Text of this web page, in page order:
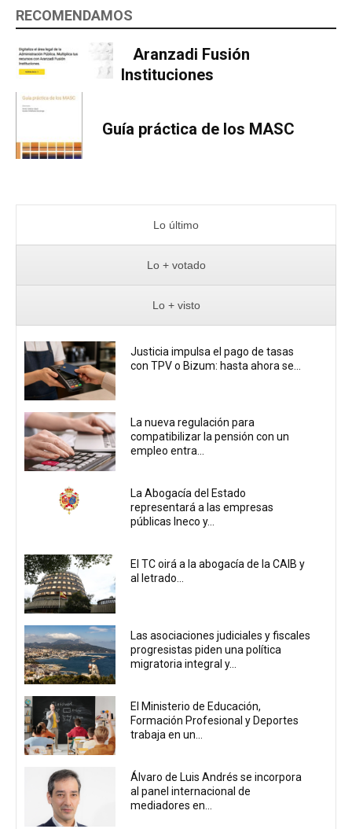
RECOMENDAMOS
Aranzadi Fusión
Instituciones
Guía práctica de los MASC
Lo último
Lo + votado
Lo + visto
Justicia impulsa el pago de tasas
con TPV o Bizum: hasta ahora se...
La nueva regulación para
compatibilizar la pensión con un
empleo entra...
La Abogacía del Estado
representará a las empresas
públicas Ineco y...
El TC oirá a la abogacía de la CAIB y
al letrado...
Las asociaciones judiciales y fiscales
progresistas piden una política
migratoria integral y...
El Ministerio de Educación,
Formación Profesional y Deportes
trabaja en un...
Álvaro de Luis Andrés se incorpora
al panel internacional de
mediadores en...